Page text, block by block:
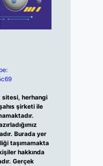
sitesi, herhangi
şirketi ile
Burada yer
taşımamakta
hakkında
Gerçek